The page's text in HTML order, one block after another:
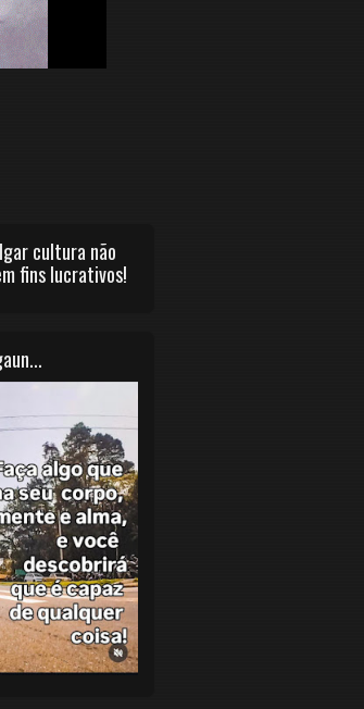
cultura não
fins lucrativos!